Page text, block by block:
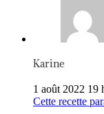
Karine
1 août 2022 19
Cette recette